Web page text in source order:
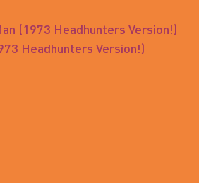
(1973 Headhunters Version!)
Headhunters Version!)